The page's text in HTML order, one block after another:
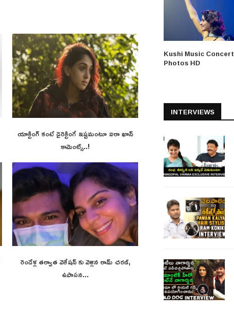
యాక్టింగ్ కంటే డైరెక్టింగే ఇష్టమంటూ ఐరా ఖాన్
కామెంట్స్..!
రెండేళ్ల తర్వాత వెకేషన్ కు వెళ్లిన రామ్ చరణ్,
ఉపాసన...
Kushi Music Concert
Photos HD
INTERVIEWS